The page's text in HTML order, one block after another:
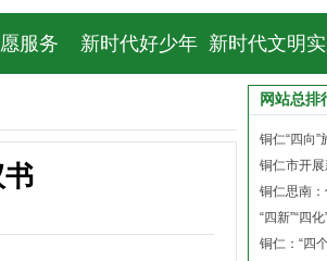
服务 新时代好少年 新时代文明
网站总排
铜仁“四向”
铜仁市开
铜仁思南
“四新”“四
铜仁：“四